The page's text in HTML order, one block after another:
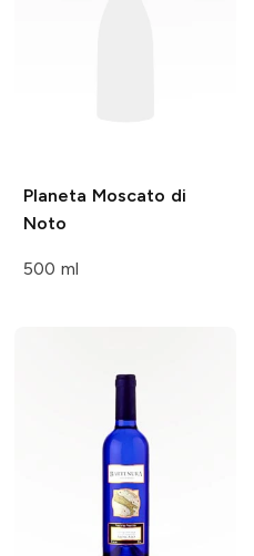
Planeta Moscato di
Noto
500 ml